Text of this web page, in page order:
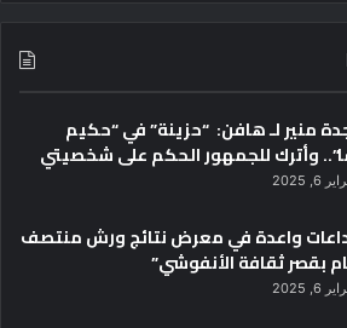
منير لـ هافن: “حزينة” في “حكيم
وأترك للجمهور الحكم على شخصيتي
6, 2025
واعدة في معرض نتائج ورش منتصف
بقصر ثقافة الأنفوشي”
6, 2025